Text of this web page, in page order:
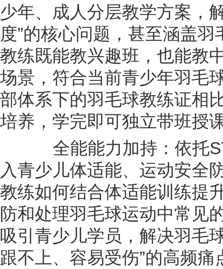
少年、成人分层教学方案，
度”的核心问题，甚至涵盖
教练既能教兴趣班，也能教
场景，符合当前青少年羽毛
部体系下的羽毛球教练证相
培养，学完即可独立带班授
全能能力加持：依托
入青少儿体适能、运动安全
教练如何结合体适能训练提
防和处理羽毛球运动中常见
吸引青少儿学员，解决羽毛
跟不上、容易受伤”的高频